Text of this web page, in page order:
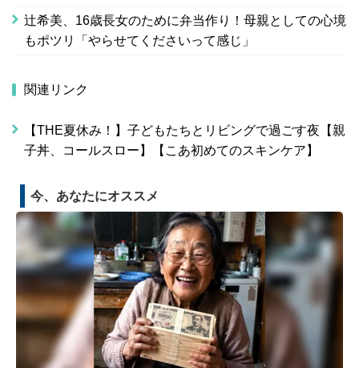
辻希美、16歳長女のために弁当作り！母親としての心境
もポツリ「やらせてくださいって感じ」
関連リンク
【THE夏休み！】子どもたちとリビングで過ごす夜【親
子丼、コールスロー】【こあ初めてのスキンケア】
今、あなたにオススメ